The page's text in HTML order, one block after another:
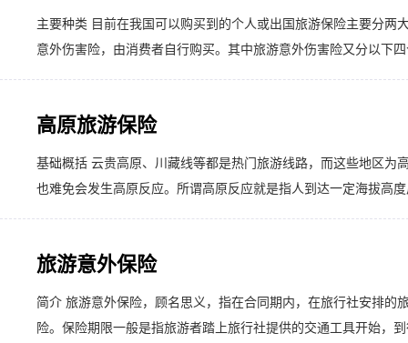
主要种类 目前在我国可以购买到的个人或出国旅游保险主要分
意外伤害险，由消费者自行购买。其中旅游意外伤害险又分以下
高原旅游保险
基础概括 云贵高原、川藏线等都是热门旅游线路，而这些地区
也难免会发生高原反应。所谓高原反应就是指人到达一定海拔高
旅游意外保险
简介 旅游意外保险，顾名思义，指在合同期内，在旅行社安排的
险。保险期限一般是指旅游者踏上旅行社提供的交通工具开始，